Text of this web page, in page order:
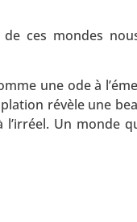
ces mondes
une ode à
révèle une
Un monde